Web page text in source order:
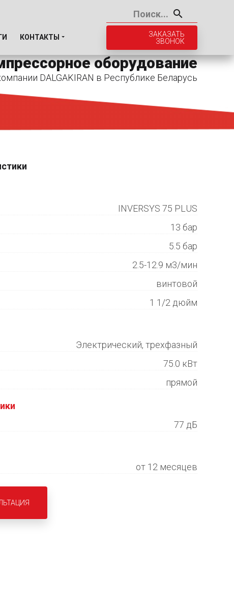
КОНТАКТЫ
ЗАКАЗАТЬ
ЗВОНОК
оборудование
DALGAKIRAN в Республике Беларусь
INVERSYS 75 PLUS
13 бар
5.5 бар
2.5-12.9 м3/мин
винтовой
1 1/2 дюйм
Электрический, трехфазный
75.0 кВт
прямой
77 дБ
от 12 месяцев